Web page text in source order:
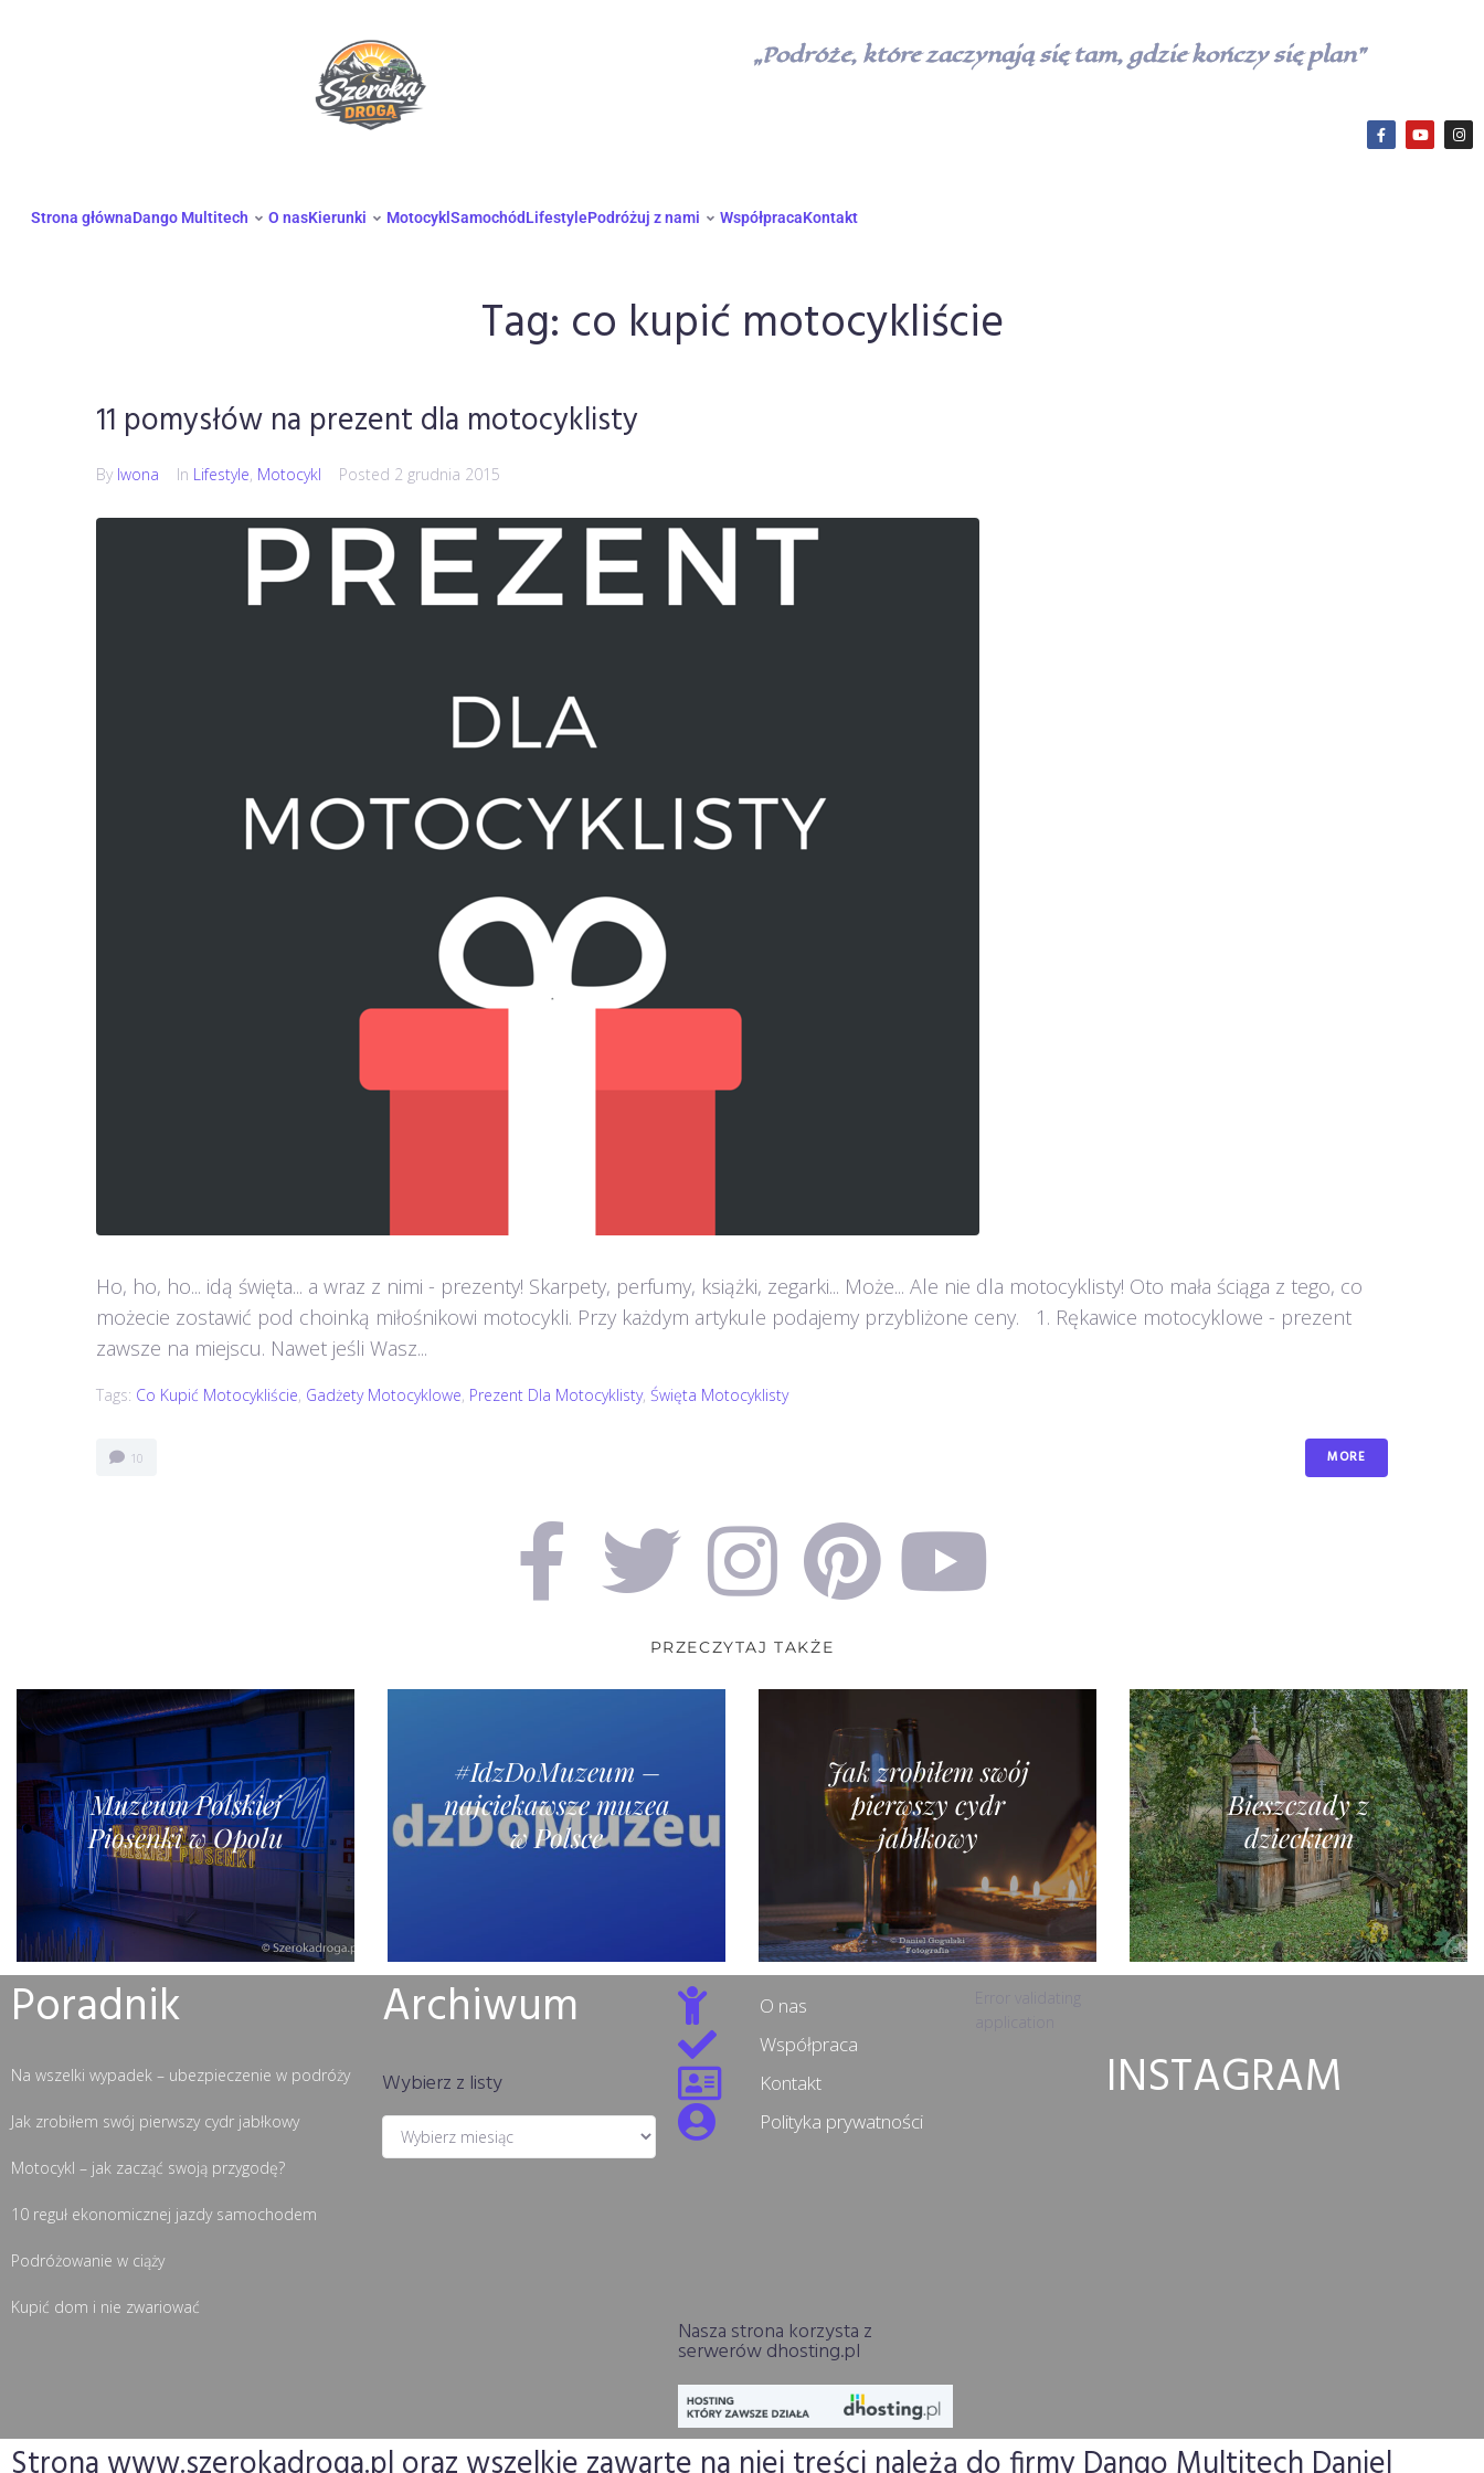
„Podróże, które zaczynają się tam, gdzie kończy się plan”
Strona głównaDango Multitech O nasKierunki Motocykl SamochódLifestylePodróżuj z nami WspółpracaKontakt
Tag: co kupić motocykliście
11 pomysłów na prezent dla motocyklisty
By Iwona In Lifestyle, Motocykl Posted 2 grudnia 2015
Ho, ho, ho... idą święta... a wraz z nimi - prezenty! Skarpety, perfumy, książki, zegarki... Może... Ale nie dla motocyklisty! Oto mała ściąga z tego, co
możecie zostawić pod choinką miłośnikowi motocykli. Przy każdym artykule podajemy przybliżone ceny. 1. Rękawice motocyklowe - prezent
zawsze na miejscu. Nawet jeśli Wasz...
Tags: Co Kupić Motocykliście, Gadżety Motocyklowe, Prezent Dla Motocyklisty, Święta Motocyklisty
10 MORE
PRZECZYTAJ TAKŻE
Muzeum Polskiej
Piosenki w Opolu
#IdzDoMuzeum –
najciekawsze muzea
w Polsce
Jak zrobiłem swój
pierwszy cydr
jabłkowy
Bieszczady z
dzieckiem
Poradnik
Na wszelki wypadek – ubezpieczenie w podróży
Jak zrobiłem swój pierwszy cydr jabłkowy
Motocykl – jak zacząć swoją przygodę?
10 reguł ekonomicznej jazdy samochodem
Podróżowanie w ciąży
Kupić dom i nie zwariować
Archiwum
Wybierz z listy
O nas
Współpraca
Kontakt
Polityka prywatności
Nasza strona korzysta z
serwerów dhosting.pl
INSTAGRAM